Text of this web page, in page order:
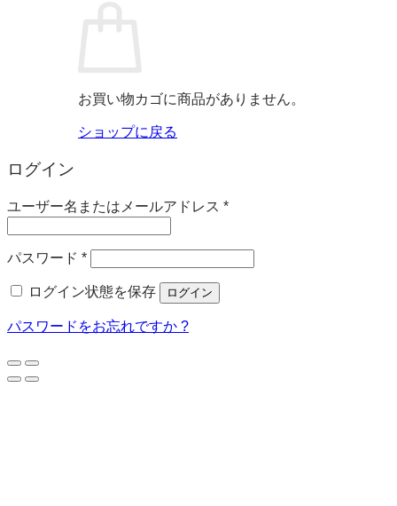
お買い物カゴに商品がありません。
ショップに戻る
ログイン
ユーザー名またはメールアドレス *必
パスワード *必
ログイン状態を保存
ログイン
パスワードをお忘れですか ?